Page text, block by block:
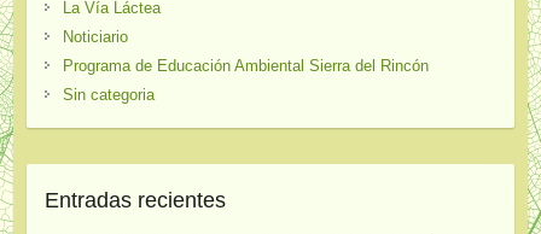
La Vía Láctea
Noticiario
Programa de Educación Ambiental Sierra del Rincón
Sin categoria
Entradas recientes